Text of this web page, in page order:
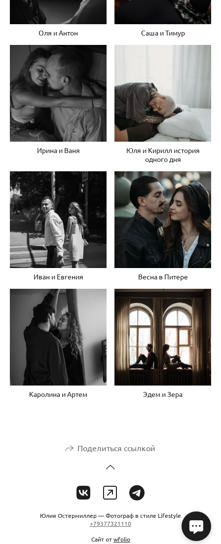
Оля и Антон Саша и Тимур
Ирина и Ваня
Юля и Кирилл история
одного дня
Иван и Евгения Весна в Питере
Каролина и Артем Эдем и Зера
Поделиться ссылкой
Юлия Остермиллер — Фотограф в стиле Lifestyle
+79377321110
Сайт отwfolio